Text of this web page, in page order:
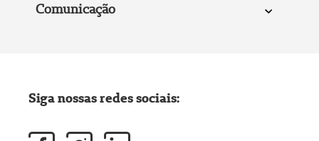
Comunicação
Siga nossas redes sociais: